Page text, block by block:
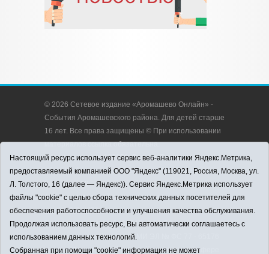
© 2026 Сетевое издание «Аромашево Онлайн» -
События Аромашевского района. Для детей старше
16 лет. Все права защищены © При использовании
материалов ссылка обязательна.
Адрес редакции: 627350, Россия, Тюменская
область, Аромашевский район, с. Аромашево, ул.
Кирова, д. 13.
Адрес электронной почты редакции:
strudu72@obl72.ru
Телефон редакции: 8 (34545) 2-30-58
Регистрационный номер СМИ ЭЛ № ФС 77 - 65176
выдано Федеральной службой по надзору в сфере
Настоящий ресурс использует сервис веб-аналитики Яндекс.Метрика,
предоставляемый компанией ООО "Яндекс" (119021, Россия, Москва, ул.
Л. Толстого, 16 (далее — Яндекс)). Сервис Яндекс.Метрика использует
файлы "cookie" с целью сбора технических данных посетителей для
обеспечения работоспособности и улучшения качества обслуживания.
Продолжая использовать ресурс, Вы автоматически соглашаетесь с
использованием данных технологий.
Собранная при помощи "cookie" информация не может